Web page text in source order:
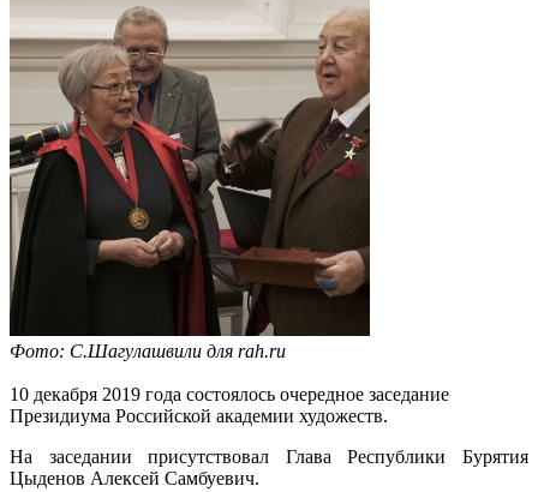
Фото: С.Шагулашвили для rah.ru
10 декабря 2019 года состоялось очередное заседание
Президиума Российской академии художеств.
На заседании присутствовал Глава Республики Бурятия
Цыденов Алексей Самбуевич.